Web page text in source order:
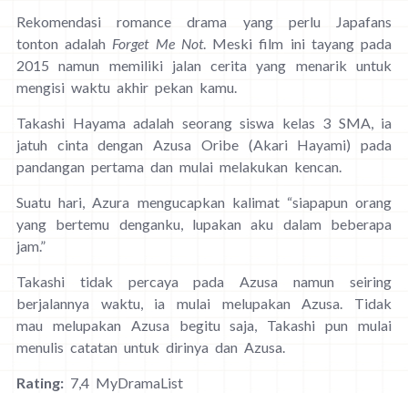
Rekomendasi romance drama yang perlu Japafans
tonton adalah Forget Me Not. Meski film ini tayang pada
2015 namun memiliki jalan cerita yang menarik untuk
mengisi waktu akhir pekan kamu.
Takashi Hayama adalah seorang siswa kelas 3 SMA, ia
jatuh cinta dengan Azusa Oribe (Akari Hayami) pada
pandangan pertama dan mulai melakukan kencan.
Suatu hari, Azura mengucapkan kalimat “siapapun orang
yang bertemu denganku, lupakan aku dalam beberapa
jam.”
Takashi tidak percaya pada Azusa namun seiring
berjalannya waktu, ia mulai melupakan Azusa. Tidak
mau melupakan Azusa begitu saja, Takashi pun mulai
menulis catatan untuk dirinya dan Azusa.
Rating: 7,4 MyDramaList